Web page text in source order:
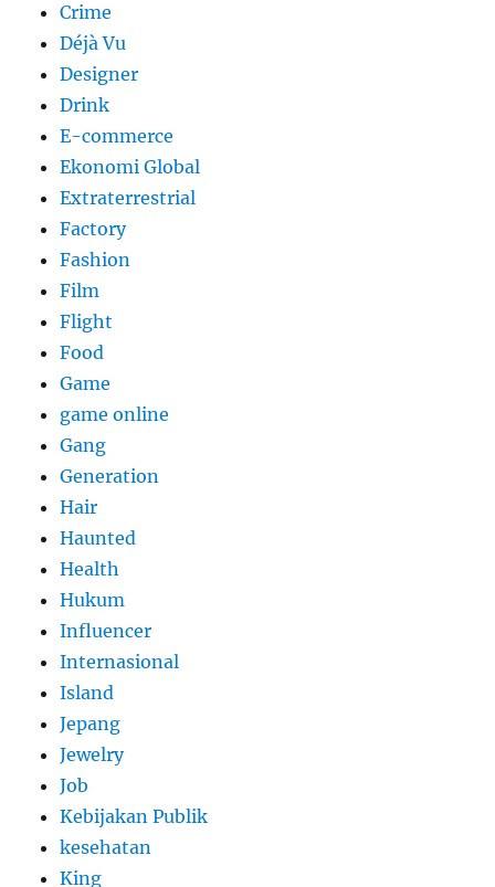
Crime
Déjà Vu
Designer
Drink
E-commerce
Ekonomi Global
Extraterrestrial
Factory
Fashion
Film
Flight
Food
Game
game online
Gang
Generation
Hair
Haunted
Health
Hukum
Influencer
Internasional
Island
Jepang
Jewelry
Job
Kebijakan Publik
kesehatan
King